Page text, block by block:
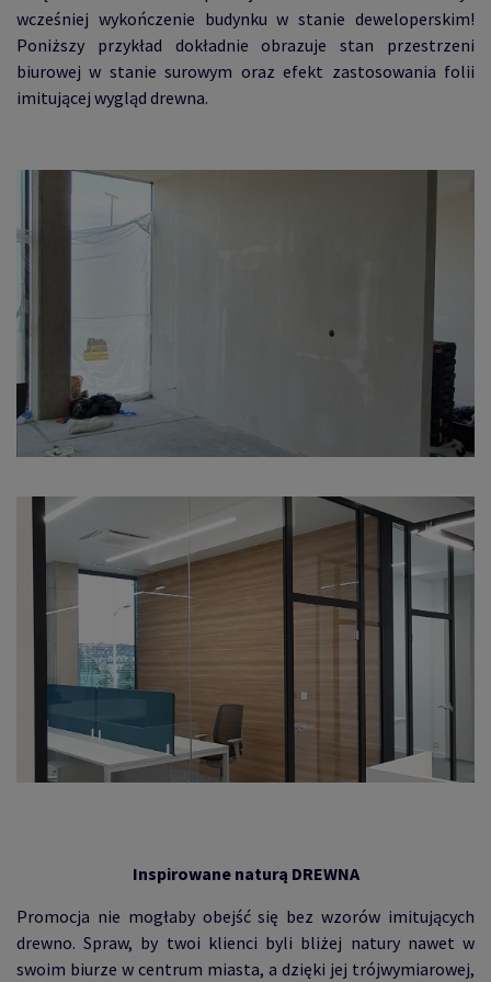
wcześniej wykończenie budynku w stanie deweloperskim!
Poniższy przykład dokładnie obrazuje stan przestrzeni
biurowej w stanie surowym oraz efekt zastosowania folii
imitującej wygląd drewna.
Inspirowane naturą DREWNA
Promocja nie mogłaby obejść się bez wzorów imitujących
drewno. Spraw, by twoi klienci byli bliżej natury nawet w
swoim biurze w centrum miasta, a dzięki jej trójwymiarowej,